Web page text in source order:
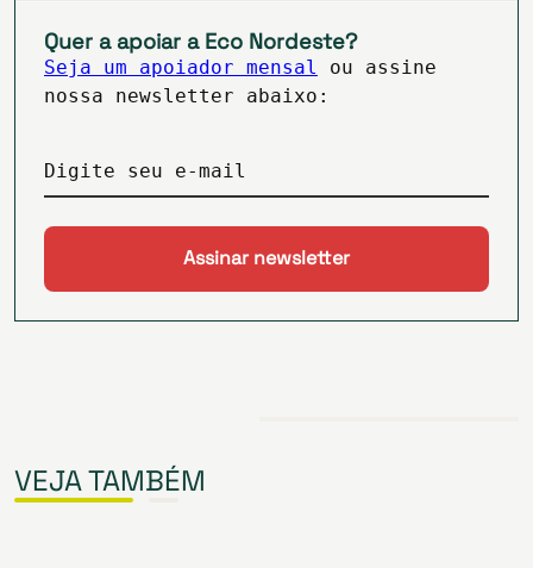
Quer a apoiar a Eco Nordeste?
Seja um apoiador mensal
ou assine
nossa newsletter abaixo:
Digite seu e-mail
VEJA TAMBÉM